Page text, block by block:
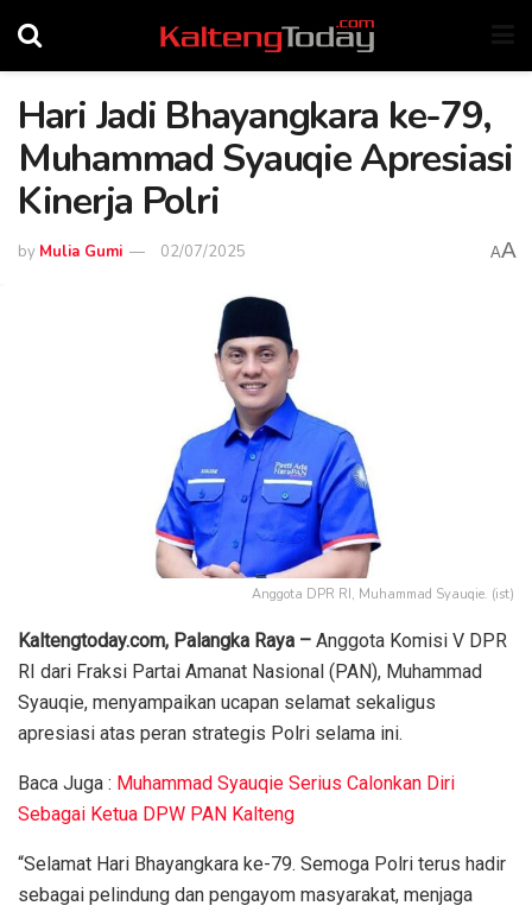
Hari Jadi Bhayangkara ke-79,
Muhammad Syauqie Apresiasi
Kinerja Polri
by Mulia Gumi 02/07/2025 AA
Anggota DPR RI, Muhammad Syauqie. (ist)
Kaltengtoday.com, Palangka Raya – Anggota Komisi V DPR
RI dari Fraksi Partai Amanat Nasional (PAN), Muhammad
Syauqie, menyampaikan ucapan selamat sekaligus
apresiasi atas peran strategis Polri selama ini.
Baca Juga : Muhammad Syauqie Serius Calonkan Diri
Sebagai Ketua DPW PAN Kalteng
“Selamat Hari Bhayangkara ke-79. Semoga Polri terus hadir
sebagai pelindung dan pengayom masyarakat, menjaga